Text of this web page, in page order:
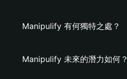
Manipulify 有何獨特之處？
Manipulify 未來的潛力如何？